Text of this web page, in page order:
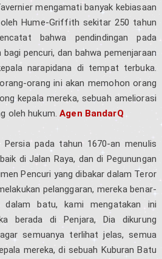
mengamati banyak kebiasaan
Hume-Griffith sekitar 250 tahun
bahwa pendindingan pada
pencuri, dan bahwa pemenjaraan
narapidana di tempat terbuka.
orang ini akan memohon orang
kepala mereka, sebuah ameliorasi
oleh hukum.Agen BandarQ
Persia pada tahun 1670-an menulis
di Jalan Raya, dan di Pegunungan
Pencuri yang dibakar dalam Teror
pelanggaran, mereka benar-
dalam batu, kami mengatakan ini
berada di Penjara, Dia dikurung
semuanya terlihat jelas, semua
mereka, di sebuah Kuburan Batu